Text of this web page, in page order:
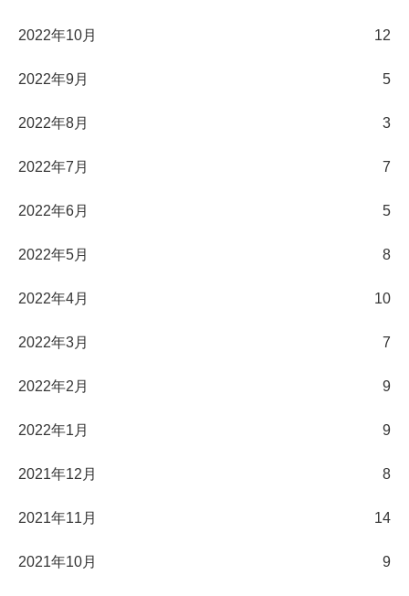
2022年10月 12
2022年9月 5
2022年8月 3
2022年7月 7
2022年6月 5
2022年5月 8
2022年4月 10
2022年3月 7
2022年2月 9
2022年1月 9
2021年12月 8
2021年11月 14
2021年10月 9